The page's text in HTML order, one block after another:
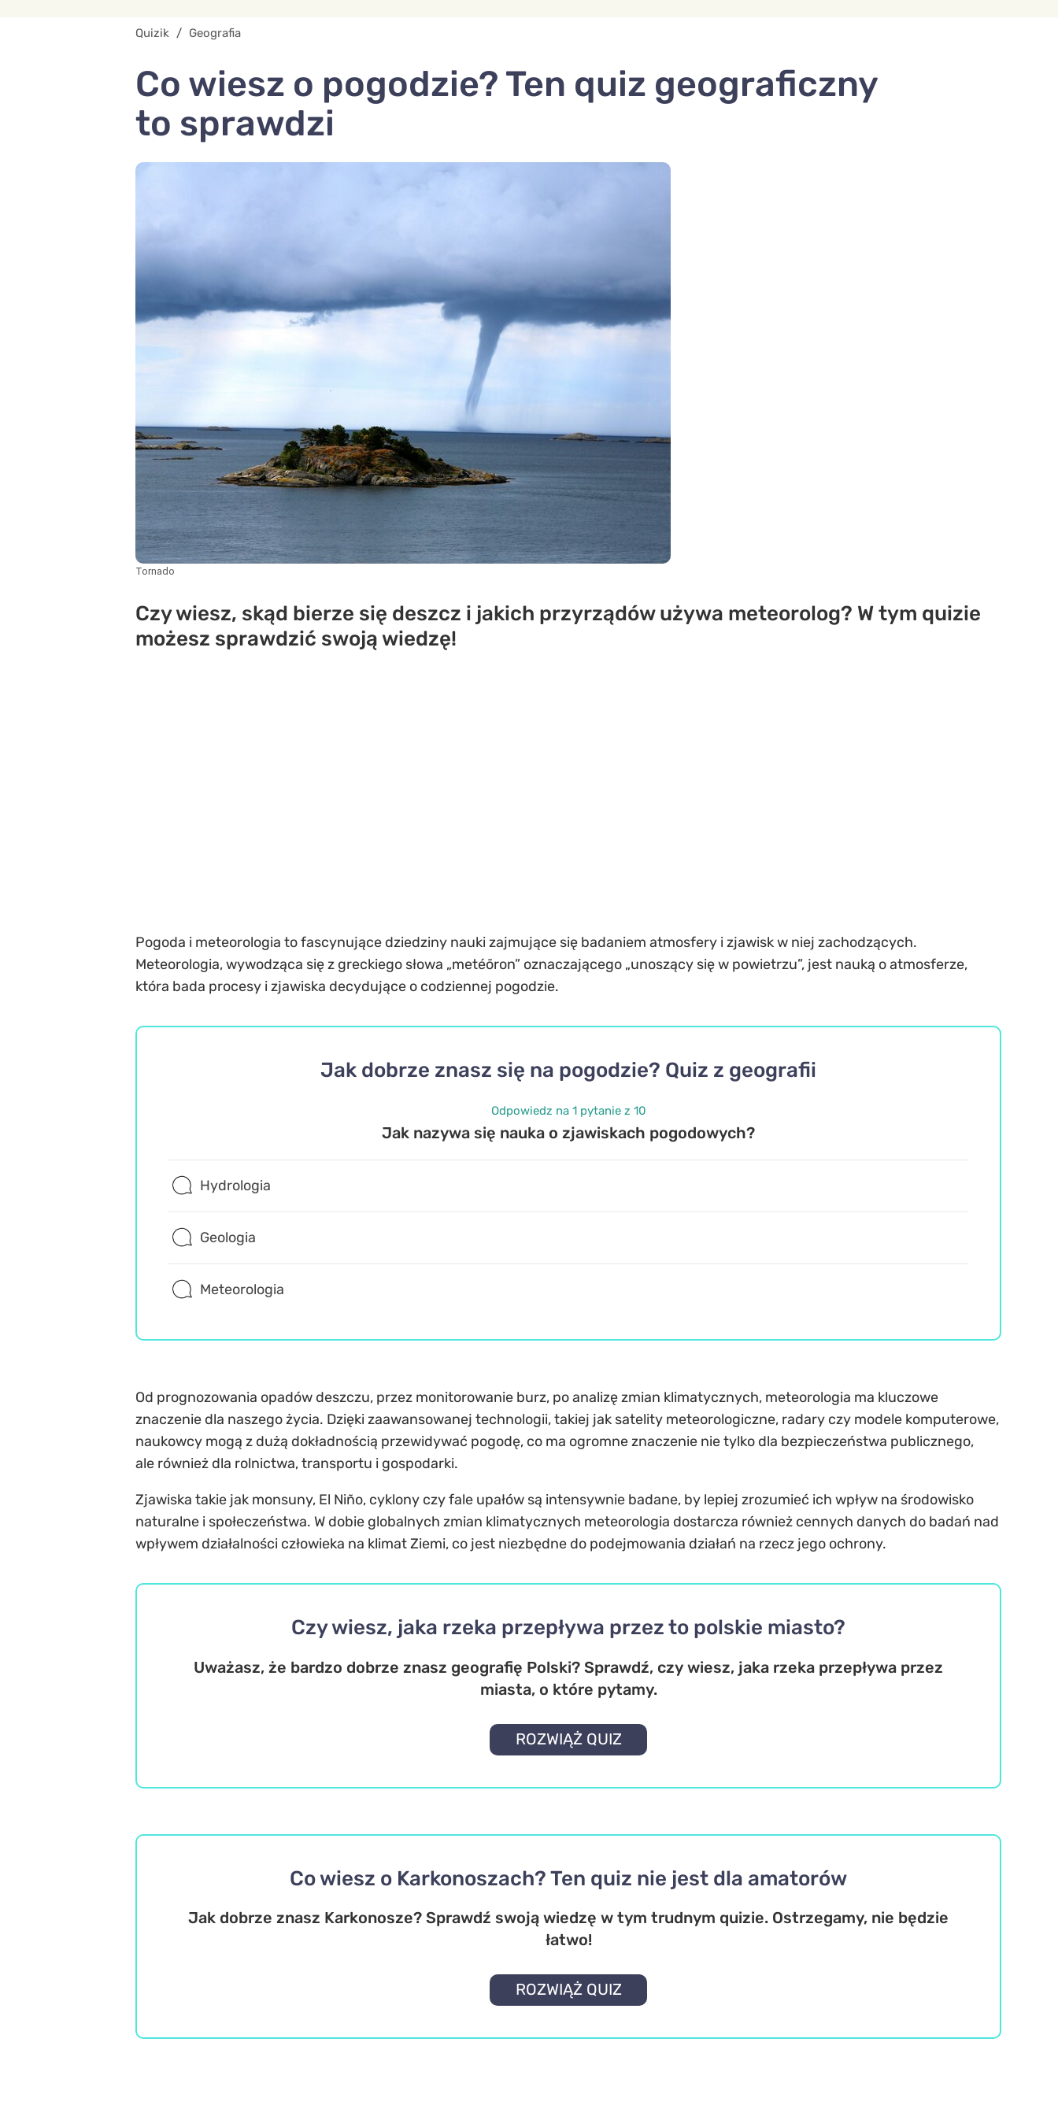
Quizik / Geografia
Co wiesz o pogodzie? Ten quiz geograficzny
to sprawdzi
Tornado
Czy wiesz, skąd bierze się deszcz i jakich przyrządów używa meteorolog? W tym quizie
możesz sprawdzić swoją wiedzę!
Pogoda i meteorologia to fascynujące dziedziny nauki zajmujące się badaniem atmosfery i zjawisk w niej zachodzących.
Meteorologia, wywodząca się z greckiego słowa „metéōron” oznaczającego „unoszący się w powietrzu”, jest nauką o atmosferze,
która bada procesy i zjawiska decydujące o codziennej pogodzie.
Jak dobrze znasz się na pogodzie? Quiz z geografii
Odpowiedz na 1 pytanie z 10
Jak nazywa się nauka o zjawiskach pogodowych?
Hydrologia
Geologia
Meteorologia
Od prognozowania opadów deszczu, przez monitorowanie burz, po analizę zmian klimatycznych, meteorologia ma kluczowe
znaczenie dla naszego życia. Dzięki zaawansowanej technologii, takiej jak satelity meteorologiczne, radary czy modele komputerowe,
naukowcy mogą z dużą dokładnością przewidywać pogodę, co ma ogromne znaczenie nie tylko dla bezpieczeństwa publicznego,
ale również dla rolnictwa, transportu i gospodarki.
Zjawiska takie jak monsuny, El Niño, cyklony czy fale upałów są intensywnie badane, by lepiej zrozumieć ich wpływ na środowisko
naturalne i społeczeństwa. W dobie globalnych zmian klimatycznych meteorologia dostarcza również cennych danych do badań nad
wpływem działalności człowieka na klimat Ziemi, co jest niezbędne do podejmowania działań na rzecz jego ochrony.
Czy wiesz, jaka rzeka przepływa przez to polskie miasto?
Uważasz, że bardzo dobrze znasz geografię Polski? Sprawdź, czy wiesz, jaka rzeka przepływa przez
miasta, o które pytamy.
ROZWIĄŻ QUIZ
Co wiesz o Karkonoszach? Ten quiz nie jest dla amatorów
Jak dobrze znasz Karkonosze? Sprawdź swoją wiedzę w tym trudnym quizie. Ostrzegamy, nie będzie
łatwo!
ROZWIĄŻ QUIZ